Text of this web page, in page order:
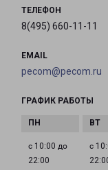
ТЕЛЕФОН
8(495) 660-11-11
EMAIL
pecom@pecom.ru
ГРАФИК РАБОТЫ
с 10:00 до
22:00
с